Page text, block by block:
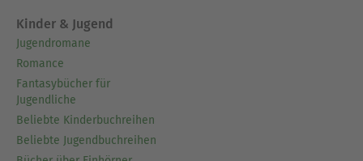
Kinder & Jugend
Jugendromane
Romance
Fantasybücher für
Jugendliche
Beliebte Kinderbuchreihen
Beliebte Jugendbuchreihen